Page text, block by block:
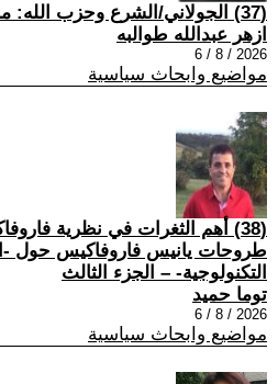
(37) الجولاني/الشرع وحزب الله: ما الذي تغيّر..؟!
ازهر عبدالله طوالبه
2026 / 8 / 6
مواضيع وابحاث سياسية
(38) أهم الثغرات في نظرية
طروحات يانيس فاروفاكيس حول -
التكنولوجية- – الجزء الثالث
توما حميد
2026 / 8 / 6
مواضيع وابحاث سياسية